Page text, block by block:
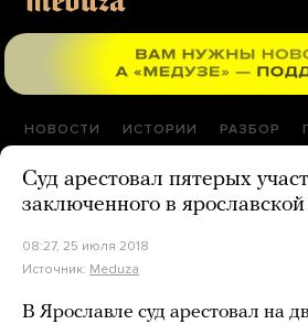
НОВОСТИ ИСТОРИИ РАЗБОР
Суд арестовал пятерых
заключенного в
08:27, 25 июля 2018
Источник: Meduza
В Ярославле суд арестовал на